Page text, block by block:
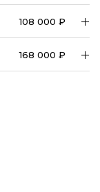
108 000 ₽
168 000 ₽